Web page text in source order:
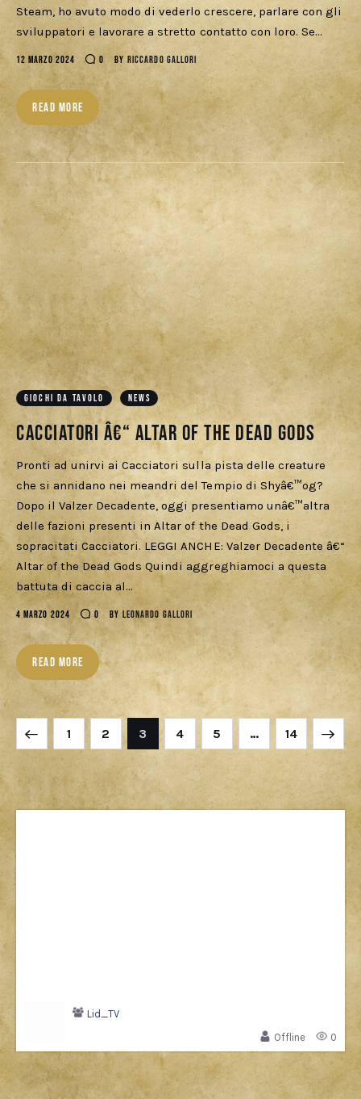
Steam, ho avuto modo di vederlo crescere, parlare con gli
sviluppatori e lavorare a stretto contatto con loro. Se…
12 MARZO 2024 0 BY RICCARDO GALLORI
READ MORE
GIOCHI DA TAVOLO NEWS
Cacciatori â€“ Altar of the Dead Gods
Pronti ad unirvi ai Cacciatori sulla pista delle creature
che si annidano nei meandri del Tempio di Shyâ€™og?
Dopo il Valzer Decadente, oggi presentiamo unâ€™altra
delle fazioni presenti in Altar of the Dead Gods, i
sopracitati Cacciatori. LEGGI ANCHE: Valzer Decadente â€“
Altar of the Dead Gods Quindi aggreghiamoci a questa
battuta di caccia al…
4 MARZO 2024 0 BY LEONARDO GALLORI
READ MORE
1 2 3 4 5 … 14
>
Lid_TV
Offline
0